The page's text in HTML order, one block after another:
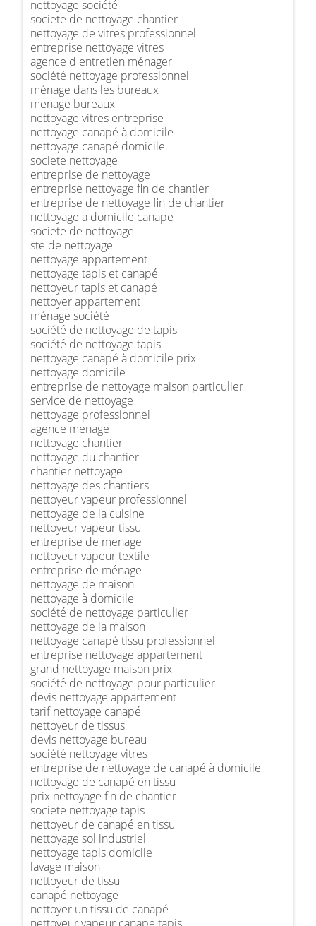
nettoyage société
societe de nettoyage chantier
nettoyage de vitres professionnel
entreprise nettoyage vitres
agence d entretien ménager
société nettoyage professionnel
ménage dans les bureaux
menage bureaux
nettoyage vitres entreprise
nettoyage canapé à domicile
nettoyage canapé domicile
societe nettoyage
entreprise de nettoyage
entreprise nettoyage fin de chantier
entreprise de nettoyage fin de chantier
nettoyage a domicile canape
societe de nettoyage
ste de nettoyage
nettoyage appartement
nettoyage tapis et canapé
nettoyeur tapis et canapé
nettoyer appartement
ménage société
société de nettoyage de tapis
société de nettoyage tapis
nettoyage canapé à domicile prix
nettoyage domicile
entreprise de nettoyage maison particulier
service de nettoyage
nettoyage professionnel
agence menage
nettoyage chantier
nettoyage du chantier
chantier nettoyage
nettoyage des chantiers
nettoyeur vapeur professionnel
nettoyage de la cuisine
nettoyeur vapeur tissu
entreprise de menage
nettoyeur vapeur textile
entreprise de ménage
nettoyage de maison
nettoyage à domicile
société de nettoyage particulier
nettoyage de la maison
nettoyage canapé tissu professionnel
entreprise nettoyage appartement
grand nettoyage maison prix
société de nettoyage pour particulier
devis nettoyage appartement
tarif nettoyage canapé
nettoyeur de tissus
devis nettoyage bureau
société nettoyage vitres
entreprise de nettoyage de canapé à domicile
nettoyage de canapé en tissu
prix nettoyage fin de chantier
societe nettoyage tapis
nettoyeur de canapé en tissu
nettoyage sol industriel
nettoyage tapis domicile
lavage maison
nettoyeur de tissu
canapé nettoyage
nettoyer un tissu de canapé
nettoyeur vapeur canape tapis